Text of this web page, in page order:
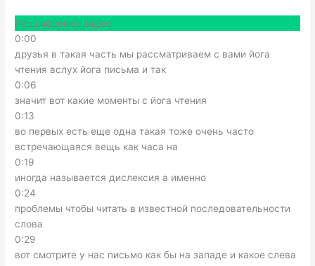
Расшифровка видео
0:00
друзья в такая часть мы рассматриваем с вами йога
чтения вслух йога письма и так
0:06
значит вот какие моменты с йога чтения
0:13
во первых есть еще одна такая тоже очень часто
встречающаяся вещь как часа на
0:19
иногда называется дислексия а именно
0:24
проблемы чтобы читать в известной последовательности
слова
0:29
вот смотрите у нас письмо как бы на западе и какое слева